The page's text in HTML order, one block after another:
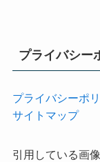
プライバシー
プライバシーポ
サイトマップ
引用している画